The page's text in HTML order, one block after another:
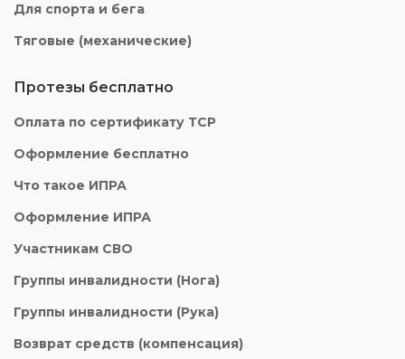
Для спорта и бега
Тяговые (механические)
Протезы бесплатно
Оплата по сертификату ТСР
Оформление бесплатно
Что такое ИПРА
Оформление ИПРА
Участникам СВО
Группы инвалидности (Нога)
Группы инвалидности (Рука)
Возврат средств (компенсация)